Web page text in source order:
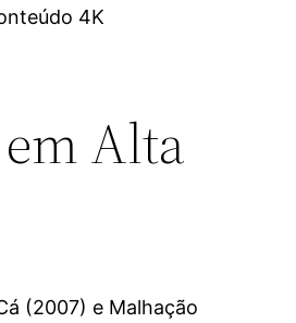
4K
Alta
(2007) e Malhação